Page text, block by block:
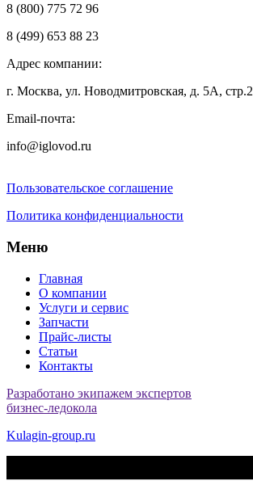
8 (800) 775 72 96
8 (499) 653 88 23
Адрес компании:
г. Москва, ул. Новодмитровская, д. 5А, стр.2
Email-почта:
info@iglovod.ru
Пользовательское соглашение
Политика конфиденциальности
Меню
Главная
О компании
Услуги и сервис
Запчасти
Прайс-листы
Статьи
Контакты
Разработано экипажем экспертов
бизнес-ледокола
Kulagin-group.ru